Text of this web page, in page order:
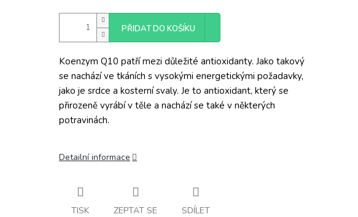
PŘIDAT DO KOŠÍKU
Koenzym Q10 patří mezi důležité antioxidanty. Jako takový
se nachází ve tkáních s vysokými energetickými požadavky,
jako je srdce a kosterní svaly. Je to antioxidant, který se
přirozeně vyrábí v těle a nachází se také v některých
potravinách.
Detailní informace
TISK ZEPTAT SE SDÍLET